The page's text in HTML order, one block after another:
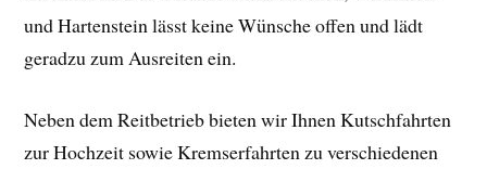
und Hartenstein lässt keine Wünsche offen und lädt
geradzu zum Ausreiten ein.
Neben dem Reitbetrieb bieten wir Ihnen Kutschfahrten
zur Hochzeit sowie Kremserfahrten zu verschiedenen